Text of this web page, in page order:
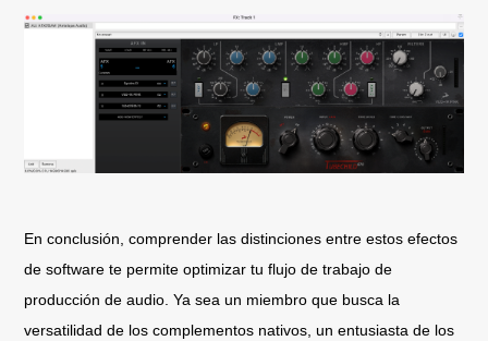
En conclusión, comprender las distinciones entre estos efectos
de software te permite optimizar tu flujo de trabajo de
producción de audio. Ya sea un miembro que busca la
versatilidad de los complementos nativos, un entusiasta de los